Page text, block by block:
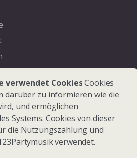
verwendet CookiesCookies
darüber zu informieren wie die
und ermöglichen
Systems. Cookies von dieser
die Nutzungszählung und
verwendet.